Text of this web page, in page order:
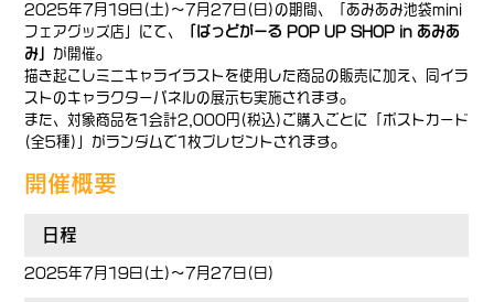
2025年7月19日(土)～7月27日(日)の期間、「あみあみ池袋mini
フェアグッズ店」にて、
「ばっどがーる POP UP SHOP in あみあ
み」 が開催。
描き起こしミニキャライラストを使用した商品の販売に加え、同イラ
ストのキャラクターパネルの展示も実施されます。
また、対象商品を1会計2,000円(税込)ご購入ごとに「ポストカード
(全5種)」がランダムで1枚プレゼントされます。
開催概要
日程
2025年7月19日(土)～7月27日(日)